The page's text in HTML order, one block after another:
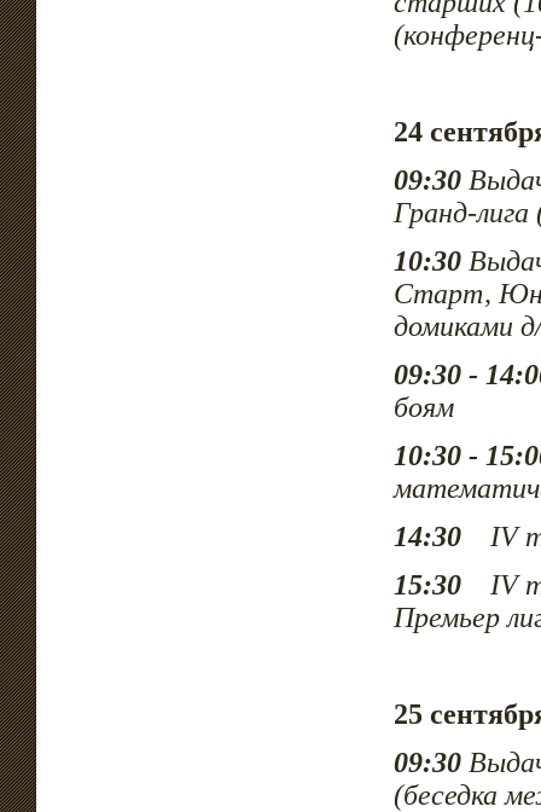
24
09:30
Гранд-
10:30
Старт,
домиками
09:30 -
боям
10:30 -
14:30 IV
15:30 IV
Премьер
25
09:30
(беседка